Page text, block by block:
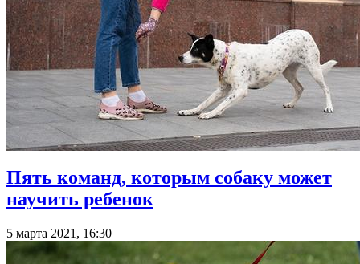
Пять команд, которым собаку может
научить ребенок
5 марта 2021, 16:30